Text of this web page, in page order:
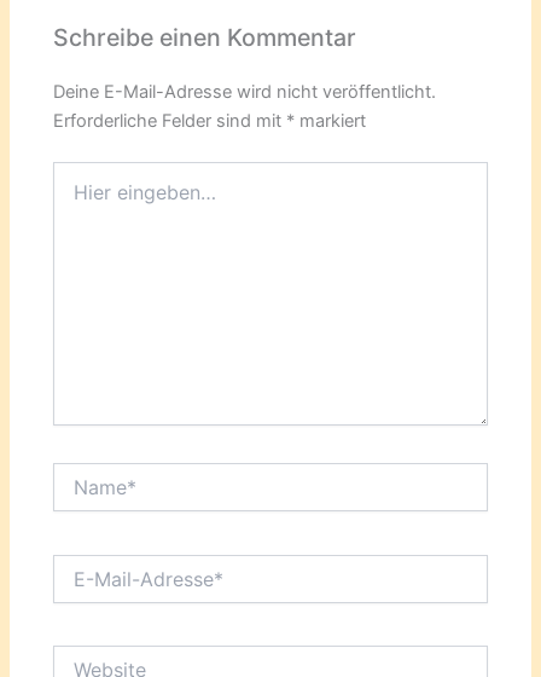
Schreibe einen Kommentar
Deine E-Mail-Adresse wird nicht veröffentlicht.
Erforderliche Felder sind mit * markiert
eingeben…
Mail-